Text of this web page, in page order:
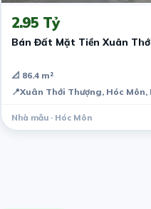
2.95 Tỷ
Bán Đất Mặt Tiền Xuân
📐 86.4 m²
📍Xuân Thới Thượng, Hóc
Nhà mẫu · Hóc Môn